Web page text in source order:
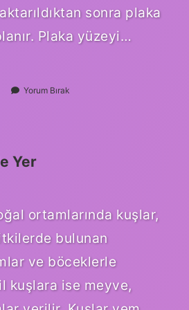
sonra plaka
Plaka yüzeyi…
Yorum Bırak
Yer
ortamlarında kuşlar,
bulunan
ve böceklerle
kuşlara ise meyve,